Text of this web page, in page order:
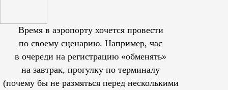
Время в аэропорту хочется провести
по своему сценарию. Например, час
в очереди на регистрацию «обменять»
на завтрак, прогулку по терминалу
(почему бы не размяться перед несколькими